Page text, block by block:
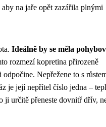
na jaře opět zazářila plnými
Ideálně by se měla
rozmezí kopretina přirozeně
Nepřežene to s
je její nepřítel číslo jedna –
ji určitě přeneste dovnitř dřív,